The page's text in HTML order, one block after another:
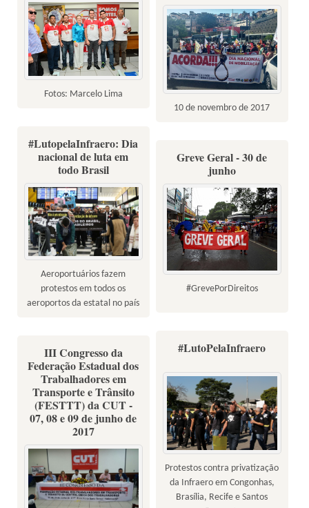
Fotos: Marcelo Lima
10 de novembro de 2017
#LutopelaInfraero: Dia
nacional de luta em
todo Brasil
Aeroportuários fazem
protestos em todos os
aeroportos da estatal no país
Greve Geral - 30 de
junho
#GrevePorDireitos
#LutoPelaInfraero
Protestos contra privatização
da Infraero em Congonhas,
Brasília, Recife e Santos
III Congresso da
Federação Estadual dos
Trabalhadores em
Transporte e Trânsito
(FESTTT) da CUT -
07, 08 e 09 de junho de
2017